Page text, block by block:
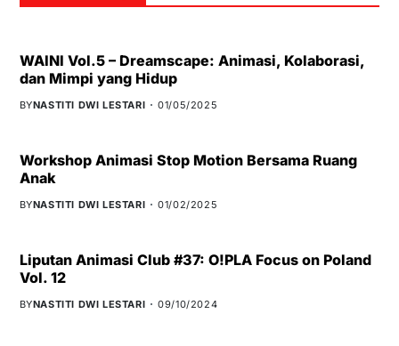
WAINI Vol.5 – Dreamscape: Animasi, Kolaborasi,
dan Mimpi yang Hidup
BYNASTITI DWI LESTARI 01/05/2025
Workshop Animasi Stop Motion Bersama Ruang
Anak
BYNASTITI DWI LESTARI 01/02/2025
Liputan Animasi Club #37: O!PLA Focus on Poland
Vol. 12
BYNASTITI DWI LESTARI 09/10/2024